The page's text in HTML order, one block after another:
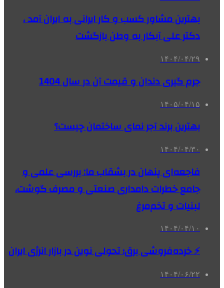
بهترین مشاور کسب و کار ایرانی به ایران آمد ،
دکتر علی آبکار به وطن بازگشت
۱۴۰۴/۰۴/۲۹
جرم گیری دندان و قیمت آن در سال 1404
۱۴۰۵/۰۴/۱۵
بهترین برند آجر نمای ساختمان چیست؟
۱۴۰۴/۰۴/۳۰
فاجعه‌ای پنهان در بشقاب ما: بررسی علمی و
جامع خطرات دامداری صنعتی و مصرف گوشت،
لبنیات و تخم‌مرغ
۱۴۰۴/۰۴/۱۰
⚡ خرده‌فروشی برق؛ تحولی نوین در بازار انرژی ایران
۱۴۰۴/۰۶/۲۲